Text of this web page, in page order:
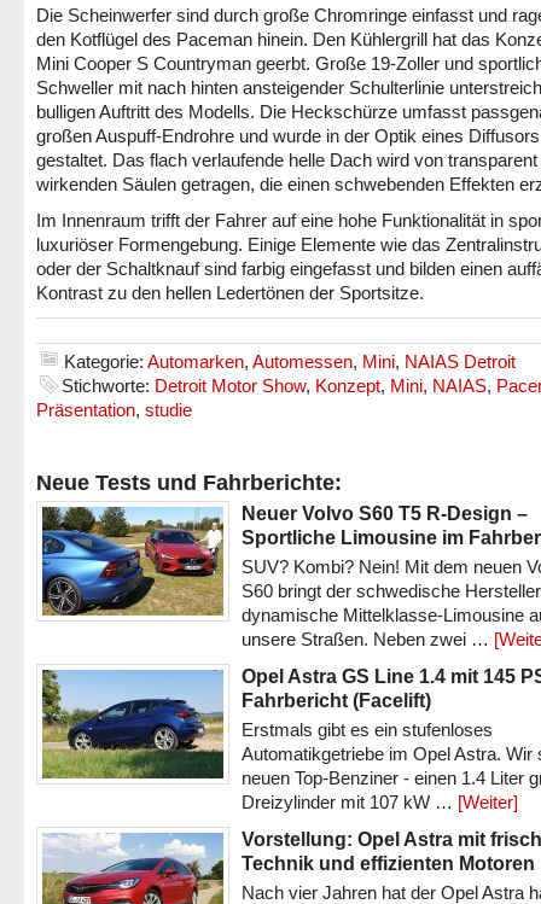
Die Scheinwerfer sind durch große Chromringe einfasst und
den Kotflügel des Paceman hinein. Den Kühlergrill hat das
Mini Cooper S Countryman geerbt. Große 19-Zoller und
Schweller mit nach hinten ansteigender Schulterlinie
bulligen Auftritt des Modells. Die Heckschürze umfasst
großen Auspuff-Endrohre und wurde in der Optik eines Diffusors
gestaltet. Das flach verlaufende helle Dach wird von transparent
wirkenden Säulen getragen, die einen schwebenden Effekten
Im Innenraum trifft der Fahrer auf eine hohe Funktionalität in
luxuriöser Formengebung. Einige Elemente wie das
oder der Schaltknauf sind farbig eingefasst und bilden einen
Kontrast zu den hellen Ledertönen der Sportsitze.
Kategorie: Automarken, Automessen, Mini, NAIAS Detroit
Stichworte: Detroit Motor Show, Konzept, Mini, NAIAS,
Präsentation, studie
Neue Tests und Fahrberichte:
Neuer Volvo S60 T5 R-Design –
Sportliche Limousine im
SUV? Kombi? Nein! Mit dem neuen
S60 bringt der schwedische
dynamische Mittelklasse-Limousine
unsere Straßen. Neben zwei …
Opel Astra GS Line 1.4 mit 145
Fahrbericht (Facelift)
Erstmals gibt es ein stufenloses
Automatikgetriebe im Opel Astra. Wir
neuen Top-Benziner - einen 1.4 Liter
Dreizylinder mit 107 kW … [Weiter]
Vorstellung: Opel Astra mit
Technik und effizienten Motoren
Nach vier Jahren hat der Opel Astra